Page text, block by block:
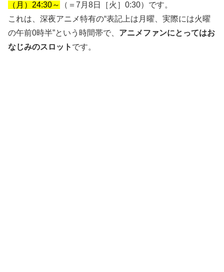
（月）24:30～
（＝7月8日［火］0:30）です。
これは、深夜アニメ特有の“表記上は月曜、実際には火曜
の午前0時半”という時間帯で、 アニメファンにとってはお
なじみのスロット です。